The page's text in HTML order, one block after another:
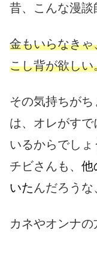
昔、こんな漫談
金もいらなき
こし背が欲しい
その気持ちが
は、オレがす
いるからでしょ
チビさんも、 他
いたんだろうな
カネやオンナの